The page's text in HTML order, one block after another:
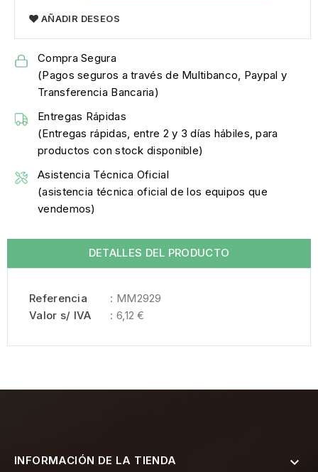
AÑADIR DESEOS
Compra Segura
(Pagos seguros a través de Multibanco, Paypal y
Transferencia Bancaria)
Entregas Rápidas
(Entregas rápidas, entre 2 y 3 días hábiles, para
productos con stock disponible)
Asistencia Técnica Oficial
(asistencia técnica oficial de los equipos que
vendemos)
DETALLES DEL PRODUCTO
Referencia
: MM2929
Valor s/ IVA
: 6,12 €
INFORMACIÓN DE LA TIENDA 